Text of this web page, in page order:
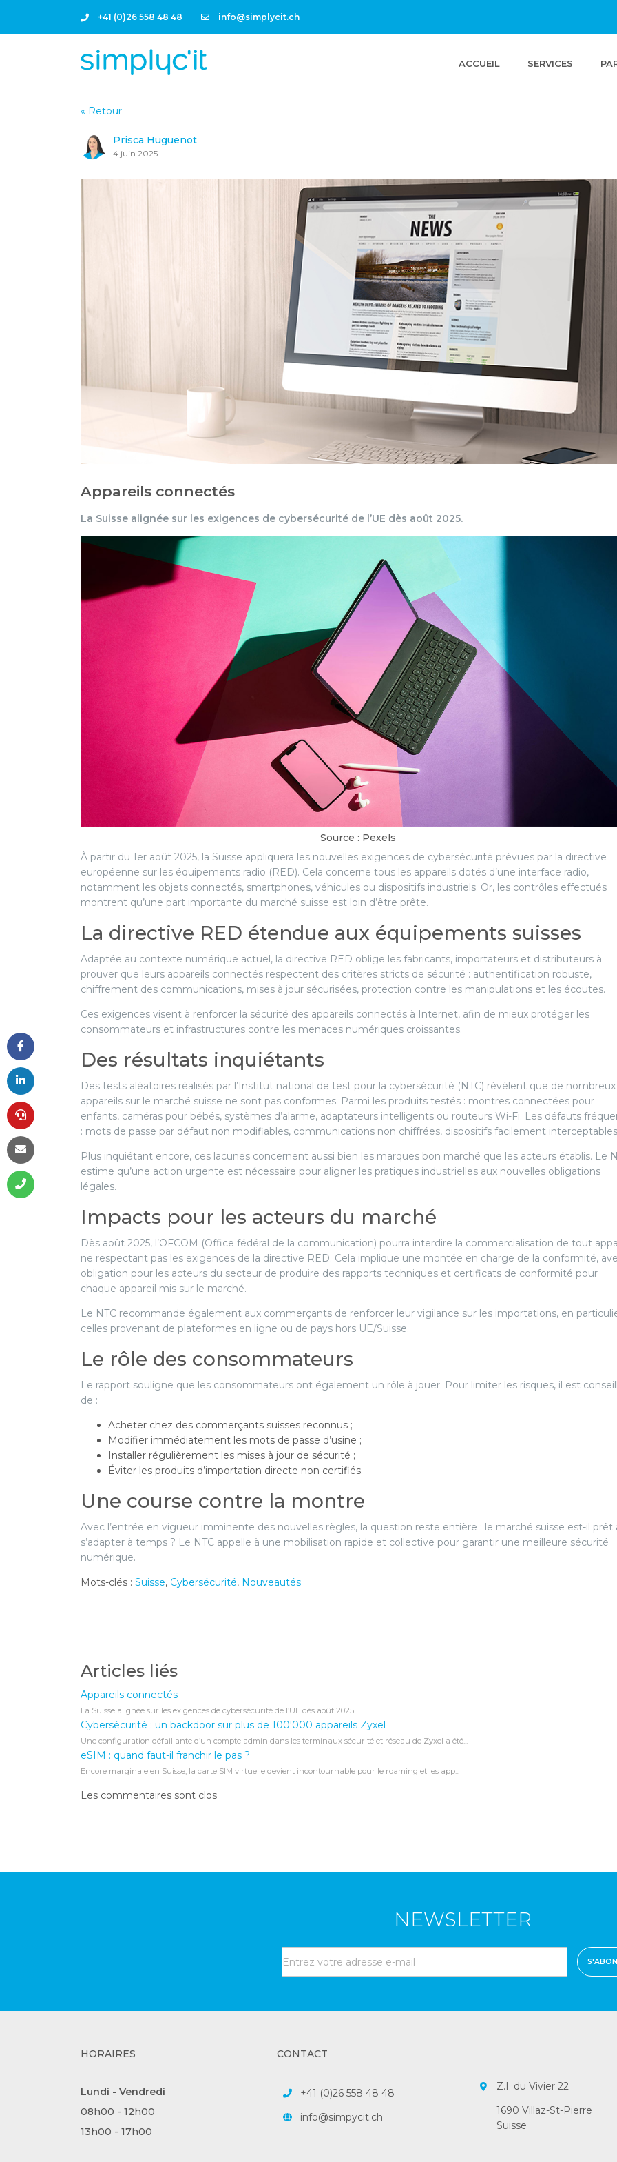
+41 (0)26 558 48 48 info@simplycit.ch
ACCUEIL(CURRENT)SERVICES
« Retour
Prisca Huguenot
4 juin 2025
Appareils connectés
La Suisse alignée sur les exigences de cybersécurité de l’UE dès août 2025.
Source : Pexels
À partir du 1er août 2025, la Suisse appliquera les nouvelles exigences de cybersécurité prévues par la directive
européenne sur les équipements radio (RED). Cela concerne tous les appareils dotés d’une interface radio,
notamment les objets connectés, smartphones, véhicules ou dispositifs industriels. Or, les contrôles effectués
montrent qu’une part importante du marché suisse est loin d’être prête.
La directive RED étendue aux équipements suisses
Adaptée au contexte numérique actuel, la directive RED oblige les fabricants, importateurs et distributeurs à
prouver que leurs appareils connectés respectent des critères stricts de sécurité : authentification robuste,
chiffrement des communications, mises à jour sécurisées, protection contre les manipulations et les écoutes.
Ces exigences visent à renforcer la sécurité des appareils connectés à Internet, afin de mieux protéger les
consommateurs et infrastructures contre les menaces numériques croissantes.
Des résultats inquiétants
Des tests aléatoires réalisés par l’Institut national de test pour la cybersécurité (NTC) révèlent que de nombreux
appareils sur le marché suisse ne sont pas conformes. Parmi les produits testés : montres connectées pour
enfants, caméras pour bébés, systèmes d’alarme, adaptateurs intelligents ou routeurs Wi-Fi. Les défauts
: mots de passe par défaut non modifiables, communications non chiffrées, dispositifs facilement
Plus inquiétant encore, ces lacunes concernent aussi bien les marques bon marché que les acteurs établis. Le
estime qu’une action urgente est nécessaire pour aligner les pratiques industrielles aux nouvelles obligations
légales.
Impacts pour les acteurs du marché
Dès août 2025, l’OFCOM (Office fédéral de la communication) pourra interdire la commercialisation de tout
ne respectant pas les exigences de la directive RED. Cela implique une montée en charge de la conformité,
obligation pour les acteurs du secteur de produire des rapports techniques et certificats de conformité pour
chaque appareil mis sur le marché.
Le NTC recommande également aux commerçants de renforcer leur vigilance sur les importations, en
celles provenant de plateformes en ligne ou de pays hors UE/Suisse.
Le rôle des consommateurs
Le rapport souligne que les consommateurs ont également un rôle à jouer. Pour limiter les risques, il est
de :
Acheter chez des commerçants suisses reconnus ;
Modifier immédiatement les mots de passe d’usine ;
Installer régulièrement les mises à jour de sécurité ;
Éviter les produits d’importation directe non certifiés.
Une course contre la montre
Avec l’entrée en vigueur imminente des nouvelles règles, la question reste entière : le marché suisse est-il prêt
s’adapter à temps ? Le NTC appelle à une mobilisation rapide et collective pour garantir une meilleure sécurité
numérique.
Mots-clés : Suisse, Cybersécurité, Nouveautés
Articles liés
Appareils connectés
La Suisse alignée sur les exigences de cybersécurité de l’UE dès août 2025.
Cybersécurité : un backdoor sur plus de 100'000 appareils Zyxel
Une configuration défaillante d’un compte admin dans les terminaux sécurité et réseau de Zyxel a été...
eSIM : quand faut-il franchir le pas ?
Encore marginale en Suisse, la carte SIM virtuelle devient incontournable pour le roaming et les app...
Les commentaires sont clos
NEWSLETTER
HORAIRES
Lundi - Vendredi
08h00 - 12h00
13h00 - 17h00
CONTACT
+41 (0)26 558 48 48
info@simpycit.ch
Z.I. du Vivier 22
1690 Villaz-St-Pierre
Suisse